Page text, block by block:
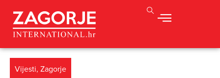
Vijesti, Zagorje